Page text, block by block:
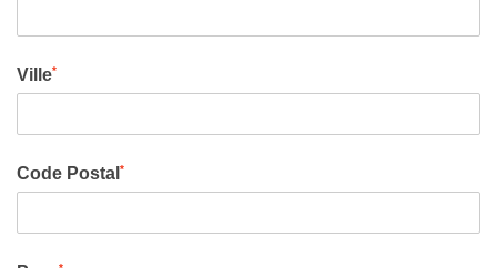
Ville*
Code Postal *